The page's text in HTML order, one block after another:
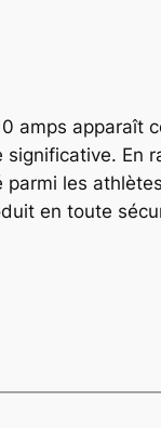
amps apparaît
significative. En
parmi les
en toute